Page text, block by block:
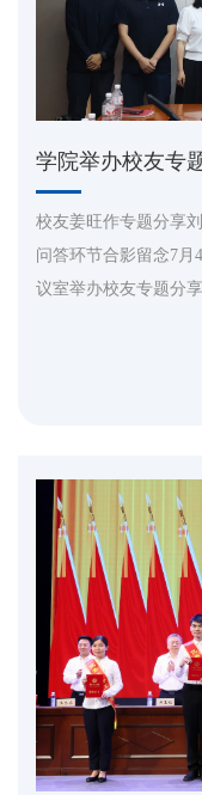
学院举办校友专
校友姜旺作专题分享
问答环节合影留念7月
议室举办校友专题分
享。活动由学院党委
红肖、团委书记赵杰